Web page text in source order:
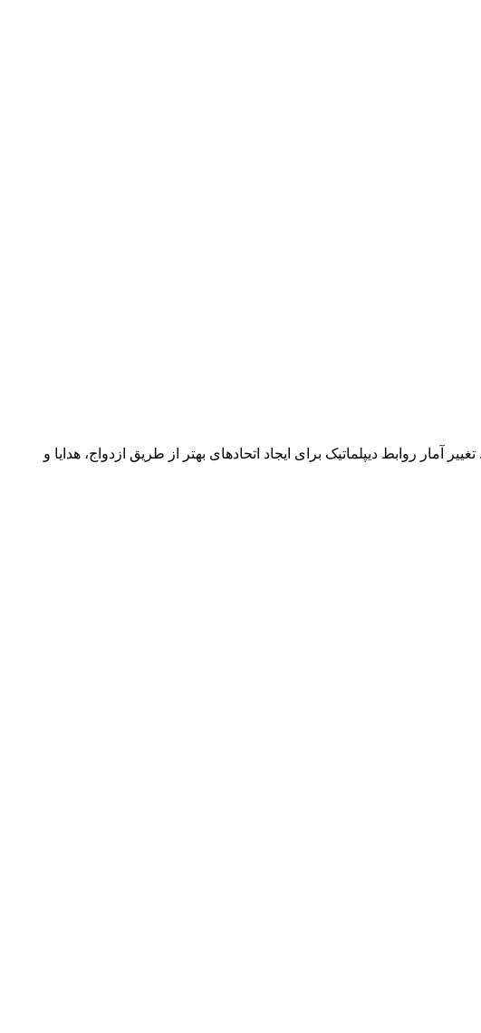
روابط دیپلماتیک برای ایجاد اتحادهای بهتر از طریق ازدواج، هدایا و